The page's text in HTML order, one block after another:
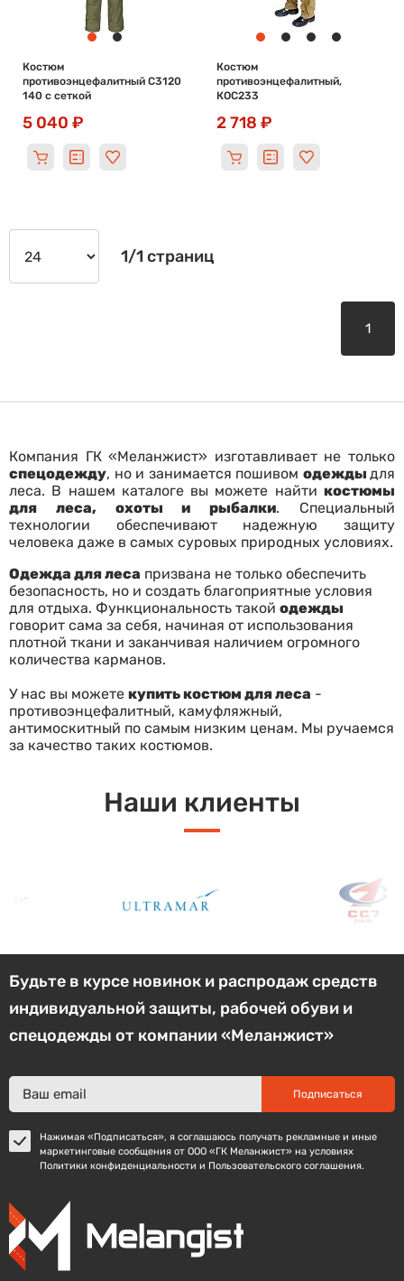
Костюм
противоэнцефалитный С3120
140 с сеткой
5 040 ₽
Костюм
противоэнцефалитный,
КОС233
2 718 ₽
1/1 страниц
1
Компания ГК «Меланжист» изготавливает не только
спецодежду, но и занимается пошивом одежды для
леса. В нашем каталоге вы можете найти костюмы
для леса, охоты и рыбалки. Специальный
технологии обеспечивают надежную защиту
человека даже в самых суровых природных условиях.
Одежда для леса призвана не только обеспечить
безопасность, но и создать благоприятные условия
для отдыха. Функциональность такой одежды
говорит сама за себя, начиная от использования
плотной ткани и заканчивая наличием огромного
количества карманов.
У нас вы можете купить костюм для леса -
противоэнцефалитный, камуфляжный,
антимоскитный по самым низким ценам. Мы ручаемся
за качество таких костюмов.
Наши клиенты
Будьте в курсе новинок и распродаж средств
индивидуальной защиты, рабочей обуви и
спецодежды от компании «Меланжист»
Подписаться
Нажимая «Подписаться», я соглашаюсь получать рекламные и иные
маркетинговые сообщения от ООО «ГК Меланжист» на условиях
Политики конфиденциальности и Пользовательского соглашения.